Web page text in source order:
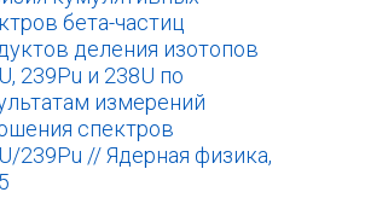
бета-частиц
деления изотопов
239Pu и 238U по
измерений
спектров
239Pu // Ядерная физика,